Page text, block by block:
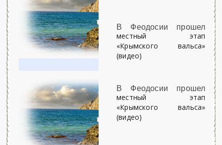
В Феодосии прошел
местный этап
«Крымского вальса»
(видео)
В Феодосии прошел
местный этап
«Крымского вальса»
(видео)